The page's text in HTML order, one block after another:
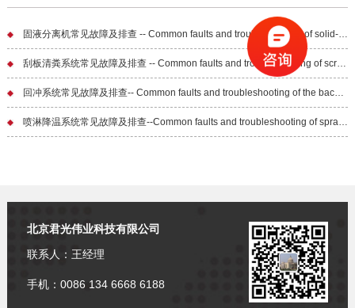
固液分离机常见故障及排查 -- Common faults and troubleshooting of solid-liquid separators
刮板清粪系统常见故障及排查 -- Common faults and troubleshooting of scraper system
回冲系统常见故障及排查-- Common faults and troubleshooting of the backwash system
喷淋降温系统常见故障及排查--Common faults and troubleshooting of spray cooling systems
北京君光伟业科技有限公司
联系人：王经理
手机：0086 134 6668 6188